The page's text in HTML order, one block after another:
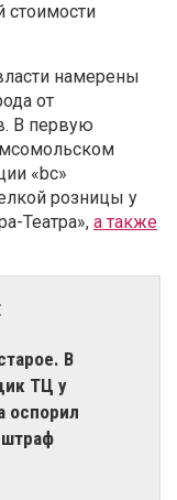
стоимости
намерены
от
В первую
«bc»
розницы у
Театра», а также
В
ТЦ у
оспорил